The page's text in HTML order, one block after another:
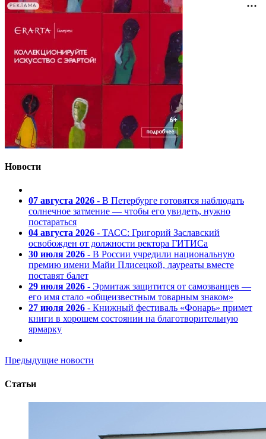
РЕКЛАМА
Новости
07 августа 2026 - В Петербурге готовятся наблюдать
солнечное затмение — чтобы его увидеть, нужно
постараться
04 августа 2026 - ТАСС: Григорий Заславский
освобожден от должности ректора ГИТИСа
30 июля 2026 - В России учредили национальную
премию имени Майи Плисецкой, лауреаты вместе
поставят балет
29 июля 2026 - Эрмитаж защитится от самозванцев —
его имя стало «общеизвестным товарным знаком»
27 июля 2026 - Книжный фестиваль «Фонарь» примет
книги в хорошем состоянии на благотворительную
ярмарку
Предыдущие новости
Статьи